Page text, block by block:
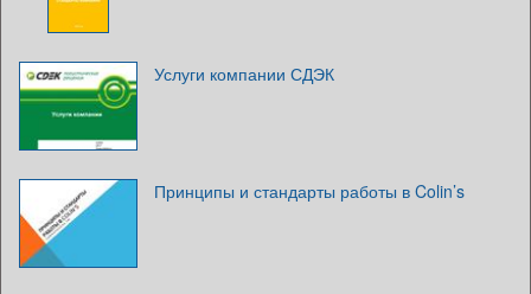
Услуги компании СДЭК
Принципы и стандарты работы в Colin’s